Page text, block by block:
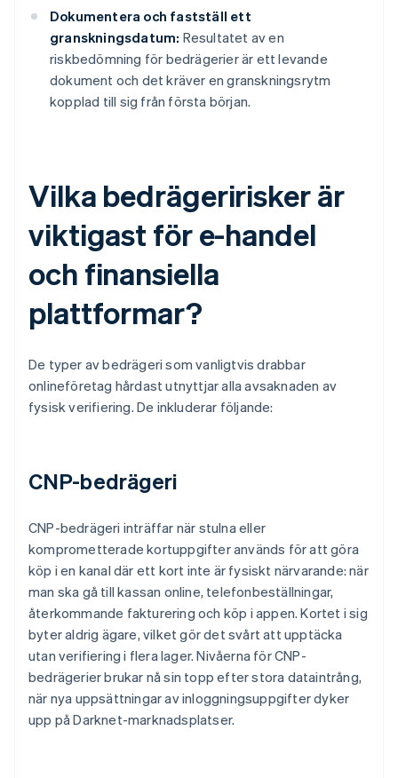
Dokumentera och fastställ ett
granskningsdatum: Resultatet av en
riskbedömning för bedrägerier är ett levande
dokument och det kräver en granskningsrytm
kopplad till sig från första början.
Vilka bedrägeririsker är
viktigast för e-handel
och finansiella
plattformar?
De typer av bedrägeri som vanligtvis drabbar
onlineföretag hårdast utnyttjar alla avsaknaden av
fysisk verifiering. De inkluderar följande:
CNP-bedrägeri
CNP-bedrägeri inträffar när stulna eller
komprometterade kortuppgifter används för att göra
köp i en kanal där ett kort inte är fysiskt närvarande: när
man ska gå till kassan online, telefonbeställningar,
återkommande fakturering och köp i appen. Kortet i sig
byter aldrig ägare, vilket gör det svårt att upptäcka
utan verifiering i flera lager. Nivåerna för CNP-
bedrägerier brukar nå sin topp efter stora dataintrång,
när nya uppsättningar av inloggningsuppgifter dyker
upp på Darknet-marknadsplatser.